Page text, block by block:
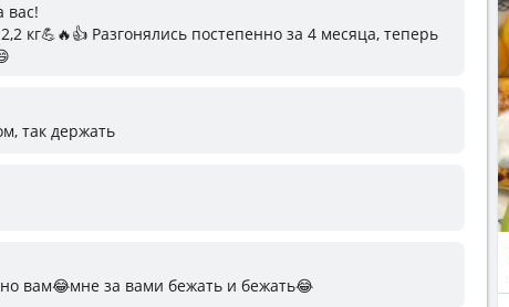
вас!
кг💪🔥👍 Разгонялись постепенно за 4 месяца, теперь
так держать
вам😂мне за вами бежать и бежать😂